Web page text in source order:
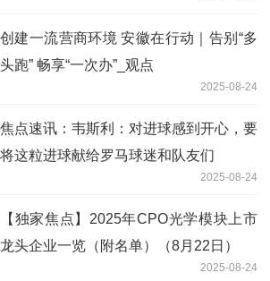
创建一流营商环境 安徽在行动｜告别“多
头跑” 畅享“一次办”_观点
2025-08-24
焦点速讯：韦斯利：对进球感到开心，要
将这粒进球献给罗马球迷和队友们
2025-08-24
【独家焦点】2025年CPO光学模块上市
龙头企业一览（附名单）（8月22日）
2025-08-24